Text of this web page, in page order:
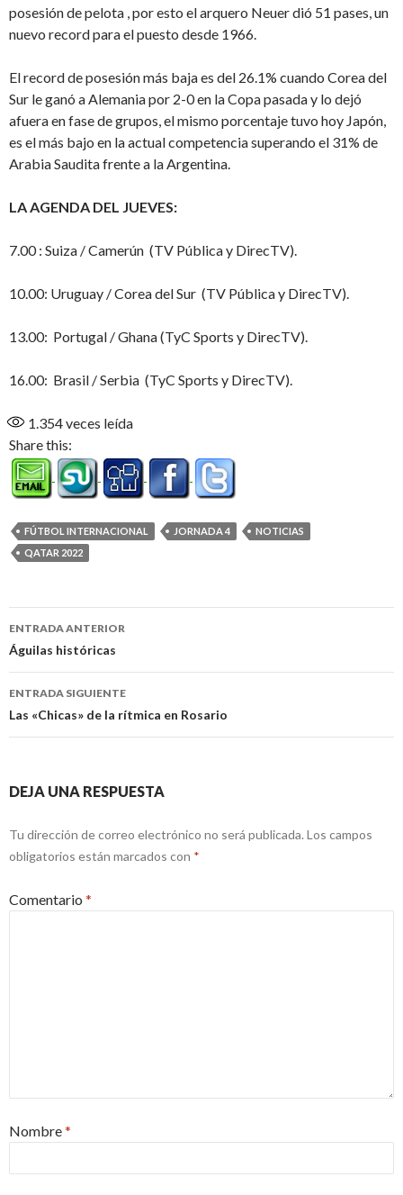
posesión de pelota , por esto el arquero Neuer dió 51 pases, un
nuevo record para el puesto desde 1966.
El record de posesión más baja es del 26.1% cuando Corea del
Sur le ganó a Alemania por 2-0 en la Copa pasada y lo dejó
afuera en fase de grupos, el mismo porcentaje tuvo hoy Japón,
es el más bajo en la actual competencia superando el 31% de
Arabia Saudita frente a la Argentina.
LA AGENDA DEL JUEVES:
7.00 : Suiza / Camerún (TV Pública y DirecTV).
10.00: Uruguay / Corea del Sur (TV Pública y DirecTV).
13.00: Portugal / Ghana (TyC Sports y DirecTV).
16.00: Brasil / Serbia (TyC Sports y DirecTV).
1.354veces leída
Share this:
FÚTBOL INTERNACIONAL JORNADA 4
NOTICIAS
QATAR 2022
Navegación
de
entradas
ENTRADA ANTERIOR
Águilas históricas
ENTRADA SIGUIENTE
Las «Chicas» de la rítmica en Rosario
DEJA UNA RESPUESTA
Tu dirección de correo electrónico no será publicada. Los campos
obligatorios están marcados con *
Comentario *
Nombre*